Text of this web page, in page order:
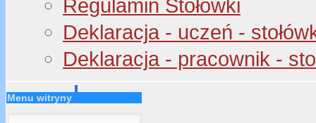
Regulamin Stołówki
Deklaracja - uczeń -
Deklaracja - pracownik -
Menu witryny